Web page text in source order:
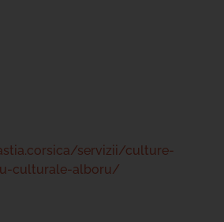
servizii/culture-
culturale-alboru/